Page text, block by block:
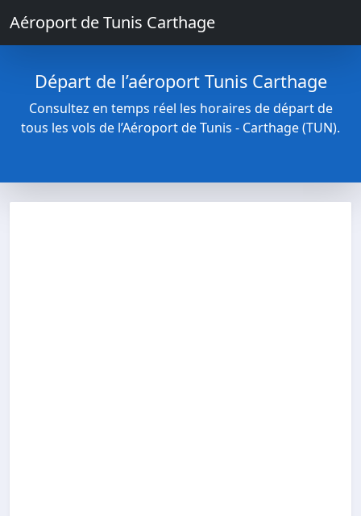
Aéroport de Tunis Carthage
Départ de l’aéroport Tunis Carthage
Consultez en temps réel les horaires de départ de
tous les vols de l’Aéroport de Tunis - Carthage (TUN).